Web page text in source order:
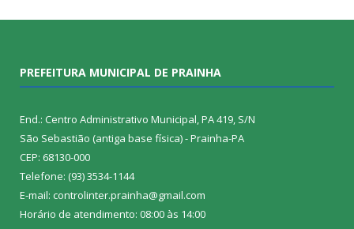
PREFEITURA MUNICIPAL DE PRAINHA
End.: Centro Administrativo Municipal, PA 419, S/N
São Sebastião (antiga base física) - Prainha-PA
CEP: 68130-000
Telefone: (93) 3534-1144
E-mail: controlinter.prainha@gmail.com
Horário de atendimento: 08:00 às 14:00